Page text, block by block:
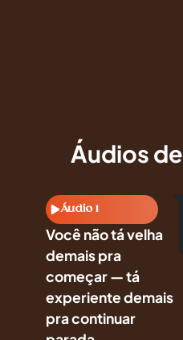
Áudios de
Áudio 1
Você não tá velha
demais pra
começar — tá
experiente demais
pra continuar